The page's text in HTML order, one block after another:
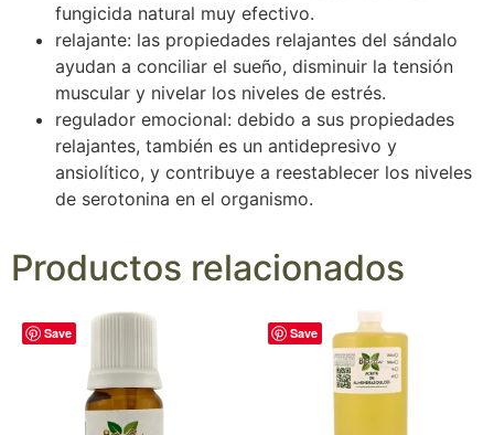
fungicida natural muy efectivo.
relajante: las propiedades relajantes del sándalo
ayudan a conciliar el sueño, disminuir la tensión
muscular y nivelar los niveles de estrés.
regulador emocional: debido a sus propiedades
relajantes, también es un antidepresivo y
ansiolítico, y contribuye a reestablecer los niveles
de serotonina en el organismo.
Productos relacionados
Save Save